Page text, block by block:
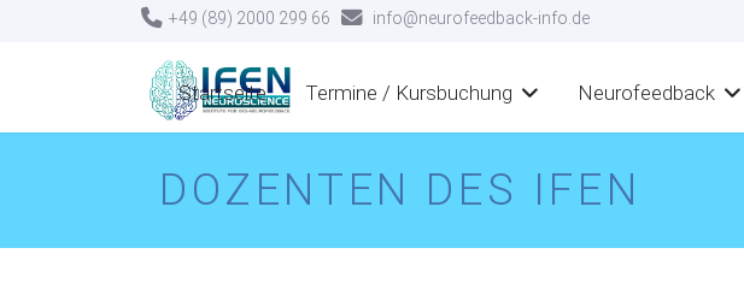
+49 (89) 2000 299 66 info@neurofeedback-info.de
Startseite Termine / Kursbuchung Neurofeedback
DOZENTEN DES IFEN